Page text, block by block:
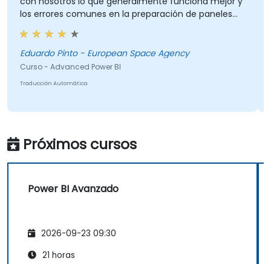
los errores comunes en la preparación de paneles
de control.
Eduardo Pinto - European Space Agency
Curso - Advanced Power BI
Traducción Automática
Próximos cursos
Power BI Avanzado
2026-09-23 09:30
21 horas